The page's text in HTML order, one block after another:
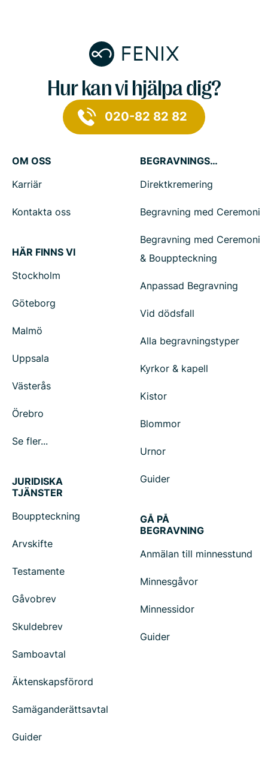
Hur kan vi hjälpa dig?
020-82 82 82
OM OSS
Karriär
Kontakta oss
HÄR FINNS VI
Stockholm
Göteborg
Malmö
Uppsala
Västerås
Örebro
Se fler...
BEGRAVNINGSTJÄNSTER
Direktkremering
Begravning med Ceremoni
Begravning med Ceremoni
& Bouppteckning
Anpassad Begravning
Vid dödsfall
Alla begravningstyper
Kyrkor & kapell
Kistor
Blommor
Urnor
Guider
JURIDISKA
TJÄNSTER
Bouppteckning
Arvskifte
Testamente
Gåvobrev
Skuldebrev
Samboavtal
Äktenskapsförord
Samäganderättsavtal
Guider
GÅ PÅ
BEGRAVNING
Anmälan till minnesstund
Minnesgåvor
Minnessidor
Guider